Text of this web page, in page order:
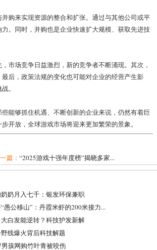
购来实现资源的整合和扩张。通过与其他公司或平
。同时，并购也是企业快速扩大规模、获取先进技
市场竞争日益激烈，新的竞争者不断涌现。其次，
后，政策法规的变化也可能对企业的经营产生影
。
能够抓住机遇、不断创新的企业来说，仍然有着巨
开放，全球游戏市场将迎来更加繁荣的景象。
篇： “2025游戏十强年度榜”揭晓多家...
奶月入七千：银发环保兼职
愚公移山”：丹霞米虾的200米接力...
白发能逆转？科技护发新解
线爆火背后科技解题
男孩网购竹叶青被咬伤